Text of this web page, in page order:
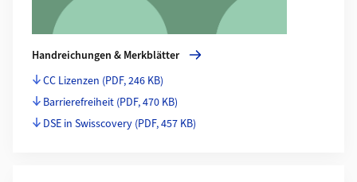
Handreichungen & Merkblätter
CC Lizenzen (PDF, 246 KB)
Barrierefreiheit (PDF, 470 KB)
DSE in Swisscovery (PDF, 457 KB)